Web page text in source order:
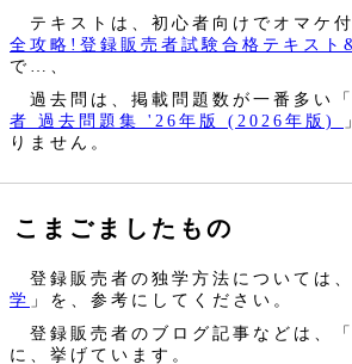
テキストは、初心者向けでオマケ付
全攻略!登録販売者試験合格テキスト
で…、
過去問は、掲載問題数が一番多い「
者 過去問題集 '26年版 (2026年版)
りません。
こまごましたもの
登録販売者の独学方法については、
学 」を、参考にしてください。
登録販売者のブログ記事などは、「
に、挙げています。